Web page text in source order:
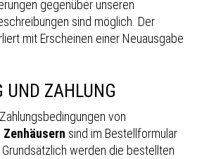
gegenüber unseren
sind möglich. Der
mit Erscheinen einer Neuausgabe
UND ZAHLUNG
von
Zenhäusern sind im Bestellformular
werden die bestellten